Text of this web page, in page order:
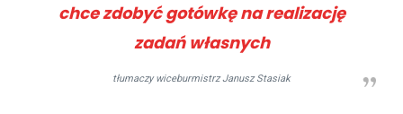
chce zdobyć gotówkę na realizację
zadań własnych
tłumaczy wiceburmistrz Janusz Stasiak